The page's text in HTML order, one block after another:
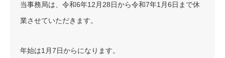
当事務局は、令和6年12月28日から令和7年1月6日まで休
業させていただきます。
年始は1月7日からになります。